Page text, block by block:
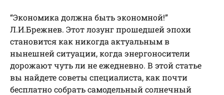
“Экономика должна быть экономной!”
Л.И.Брежнев. Этот лозунг прошедшей эпохи
становится как никогда актуальным в
нынешней ситуации, когда энергоносители
дорожают чуть ли не ежедневно. В этой статье
вы найдете советы специалиста, как почти
бесплатно собрать самодельный солнечный